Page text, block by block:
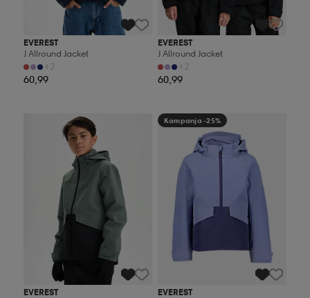
EVEREST
J Allround Jacket
+2
60,99
EVEREST
J Allround Jacket
+2
60,99
Kampanja -25%
EVEREST
Kampanja -25%
EVEREST